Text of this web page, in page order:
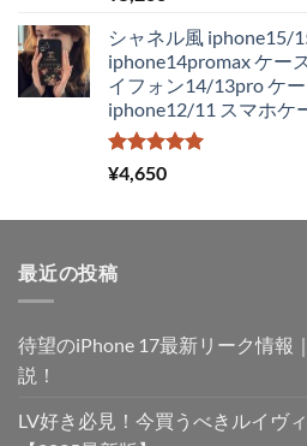
5.00
シャネル風 iphone15/
iphone14promax ケー
イフォン14/13pro ケ
iphone12/11 スマホケ
5段階中
5.00
¥4,650
最近の投稿
待望のiPhone 17最新リーク情報
説！
LV好き必見！今買うべきルイヴ